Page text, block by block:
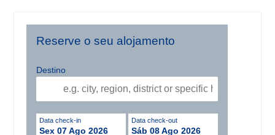
Reserve o seu alojamento
Destino
Data check-in
Sex 07 Ago 2026
Data check-out
Sáb 08 Ago 2026